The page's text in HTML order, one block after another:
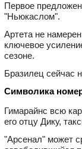
Первое
"Ньюкаслом".
Артета не
ключевое
сезоне.
Бразилец сейчас
Символика
Гимарайнс всю
его отцу Дику,
"Арсенал" может